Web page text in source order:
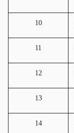
10
11
12
13
14